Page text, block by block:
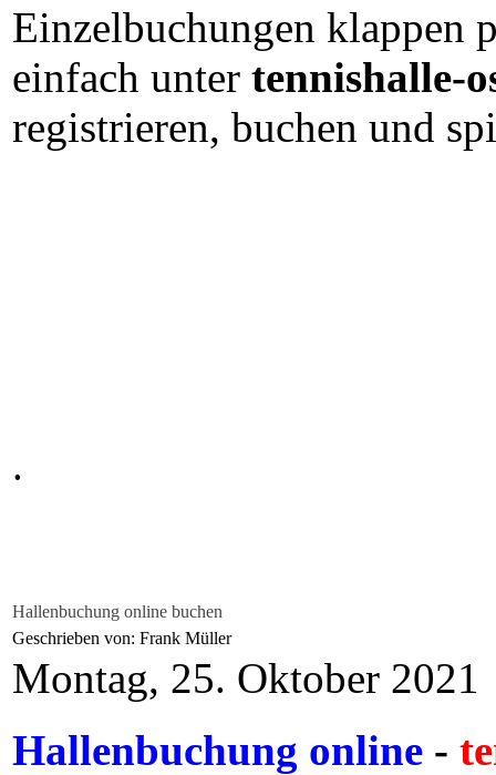
Einzelbuchungen klappen
einfach unter tennishalle-
registrieren, buchen und
.
Hallenbuchung online buchen
Geschrieben von: Frank Müller
Montag, 25. Oktober 2021
Hallenbuchung online -